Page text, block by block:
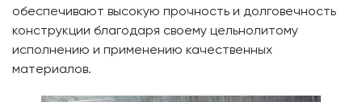
обеспечивают высокую прочность и долговечность
конструкции благодаря своему цельнолитому
исполнению и применению качественных
материалов.